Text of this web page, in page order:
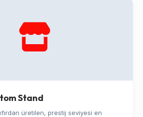
Stand
üretilen, prestij seviyesi en